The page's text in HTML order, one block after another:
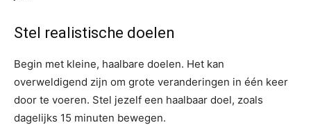
Stel realistische doelen
Begin met kleine, haalbare doelen. Het kan
overweldigend zijn om grote veranderingen in één keer
door te voeren. Stel jezelf een haalbaar doel, zoals
dagelijks 15 minuten bewegen.